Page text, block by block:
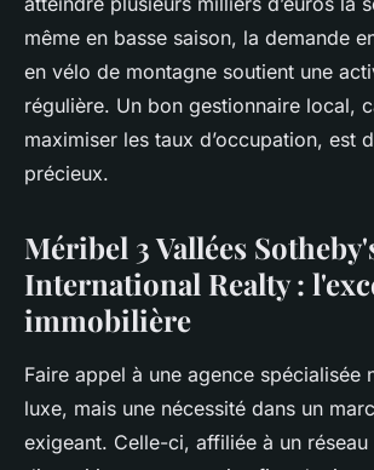
même en basse saison, la demande
en vélo de montagne soutient une
régulière. Un bon gestionnaire local,
maximiser les taux d’occupation, est
précieux.
Méribel 3 Vallées
International Realty :
immobilière
Faire appel à une agence spécialisée
luxe, mais une nécessité dans un
exigeant. Celle-ci, affiliée à un